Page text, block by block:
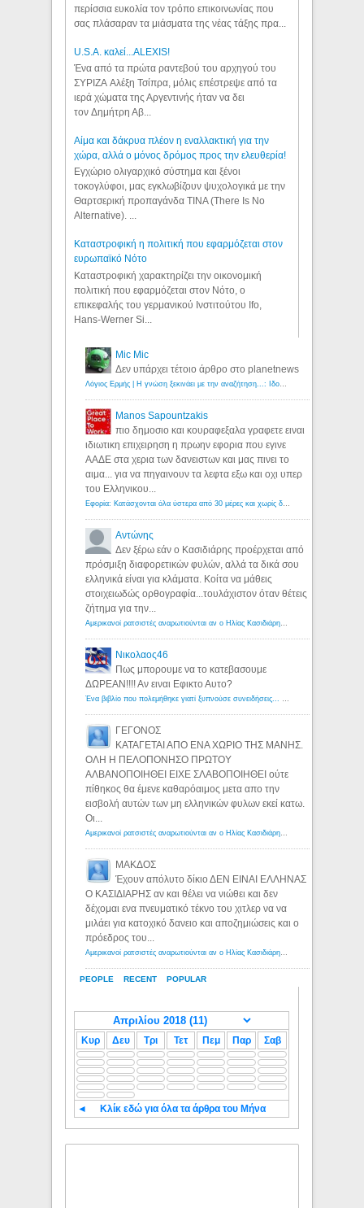
περίσσια ευκολία τον τρόπο επικοινωνίας που
σας πλάσαραν τα μιάσματα της νέας τάξης πρα...
U.S.A. καλεί...ALEXIS!
Ένα από τα πρώτα ραντεβού του αρχηγού του
ΣΥΡΙΖΑ Αλέξη Τσίπρα, μόλις επέστρεψε από τα
ιερά χώματα της Αργεντινής ήταν να δει
τον Δημήτρη Αβ...
Αίμα και δάκρυα πλέον η εναλλακτική για την
χώρα, αλλά ο μόνος δρόμος προς την ελευθερία!
Εγχώριο ολιγαρχικό σύστημα και ξένοι
τοκογλύφοι, μας εγκλωβίζουν ψυχολογικά με την
Θαρτσερική προπαγάνδα TINA (There Is No
Alternative). ...
Καταστροφική η πολιτική που εφαρμόζεται στον
ευρωπαϊκό Νότο
Καταστροφική χαρακτηρίζει την οικονομική
πολιτική που εφαρμόζεται στον Νότο, ο
επικεφαλής του γερμανικού Ινστιτούτου Ifo,
Hans-Werner Si...
PEOPLE RECENT POPULAR
Mic Mic
Δεν υπάρχει τέτοιο άρθρο στο planetnews
Λόγιος Ερμής | Η γνώση ξεκινάει με την αναζήτηση...: Ιδού οι 18 που χρωστούν 11 δις ευρώ!
Manos Sapountzakis
πιο δημοσιο και κουραφεξαλα γραφετε ειναι
ιδιωτικη επιχειρηση η πρωην εφορια που εγινε
ΑΑΔΕ στα χερια των δανειστων και μας πινει το
αιμα... για να πηγαινουν τα λεφτα εξω και οχι υπερ
του Ελληνικου...
Εφορία: Κατάσχονται όλα ύστερα από 30 μέρες και χωρίς δικαστικές αποφάσεις - Λόγιος Ερμής
Αντώνης
Δεν ξέρω εάν ο Κασιδιάρης προέρχεται από
πρόσμιξη διαφορετικών φυλών, αλλά τα δικά σου
ελληνικά είναι για κλάματα. Κοίτα να μάθεις
στοιχειωδώς ορθογραφία...τουλάχιστον όταν θέτεις
ζήτημα για την...
Αμερικανοί ρατσιστές αναρωτιούνται αν ο Ηλίας Κασιδιάρης ανήκει στη λευκή φυλή... - Λόγιος Ερμής
Νικολαος46
Πως μπορουμε να το κατεβασουμε
ΔΩΡΕΑΝ!!!! Αν ειναι Εφικτο Αυτο?
Ένα βιβλίο που πολεμήθηκε γιατί ξυπνούσε συνειδήσεις... - Λόγιος Ερμής | Η γνώση ξεκινάει με την αναζήτηση...
ΓΕΓΟΝΟΣ
ΚΑΤΑΓΕΤΑΙ ΑΠΟ ΕΝΑ ΧΩΡΙΟ ΤΗΣ ΜΑΝΗΣ.
ΟΛΗ Η ΠΕΛΟΠΟΝΗΣΟ ΠΡΩΤΟΥ
ΑΛΒΑΝΟΠΟΙΗΘΕΙ ΕΙΧΕ ΣΛΑΒΟΠΟΙΗΘΕΙ ούτε
πίθηκος θα έμενε καθαρόαιμος μετα απο την
εισβολή αυτών των μη ελληνικών φυλων εκεί κατω.
Οι...
Αμερικανοί ρατσιστές αναρωτιούνται αν ο Ηλίας Κασιδιάρης ανήκει στη λευκή φυλή... - Λόγιος Ερμής
ΜΑΚΔΟΣ
Έχουν απόλυτο δίκιο ΔΕΝ ΕΙΝΑΙ ΕΛΛΗΝΑΣ
Ο ΚΑΣΙΔΙΑΡΗΣ αν και θέλει να νιώθει και δεν
δέχομαι ενα πνευματικό τέκνο του χιτλερ να να
μιλάει για κατοχικό δανειο και αποζημιώσεις και ο
πρόεδρος του...
Αμερικανοί ρατσιστές αναρωτιούνται αν ο Ηλίας Κασιδιάρης ανήκει στη λευκή φυλή... - Λόγιος Ερμής
Κυρ Δευ Τρι Τετ Πεμ Παρ Σαβ
◄ Κλίκ εδώ για όλα τα άρθρα του Μήνα